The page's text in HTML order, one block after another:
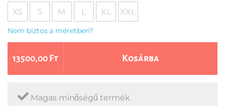
XS S M L XL XXL
Nem biztos a méretben?
13500,00 Ft Kosárba
Magas minőségű termék